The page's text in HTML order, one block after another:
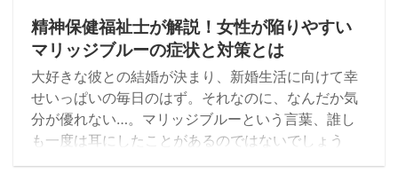
精神保健福祉士が解説！女性が陥りやすい
マリッジブルーの症状と対策とは
大好きな彼との結婚が決まり、新婚生活に向けて幸
せいっぱいの毎日のはず。それなのに、なんだか気
分が優れない…。マリッジブルーという言葉、誰し
も一度は耳にしたことがあるのではないでしょう
か？幸せなはずの時期を幸せに過ごすことができな